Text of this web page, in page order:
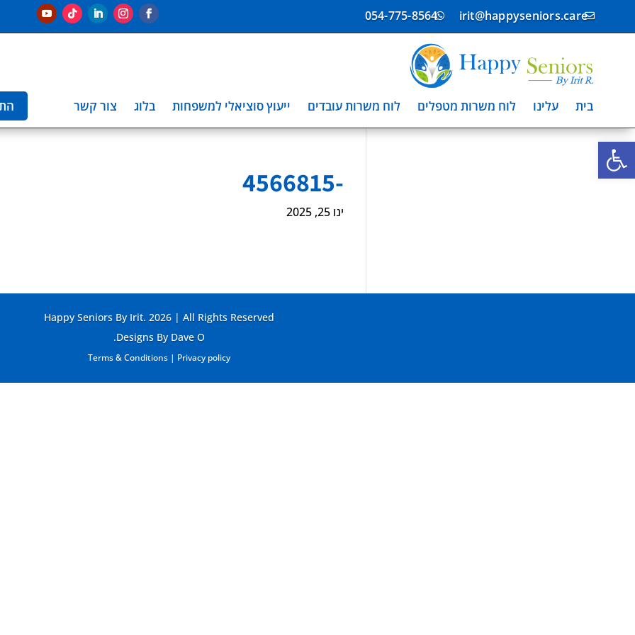
פתח סרגל נגישות

irit@happyseniors.care

054-775-8564
בית עלינו לוח משרות מטפלים לוח משרות עובדים ייעוץ סוציאלי למשפחות בלוג צור קשר
-4566815
ינו 25, 2025
Happy Seniors By Irit. 2026 | All Rights Reserved
Designs By Dave O.
Terms & Conditions| Privacy policy